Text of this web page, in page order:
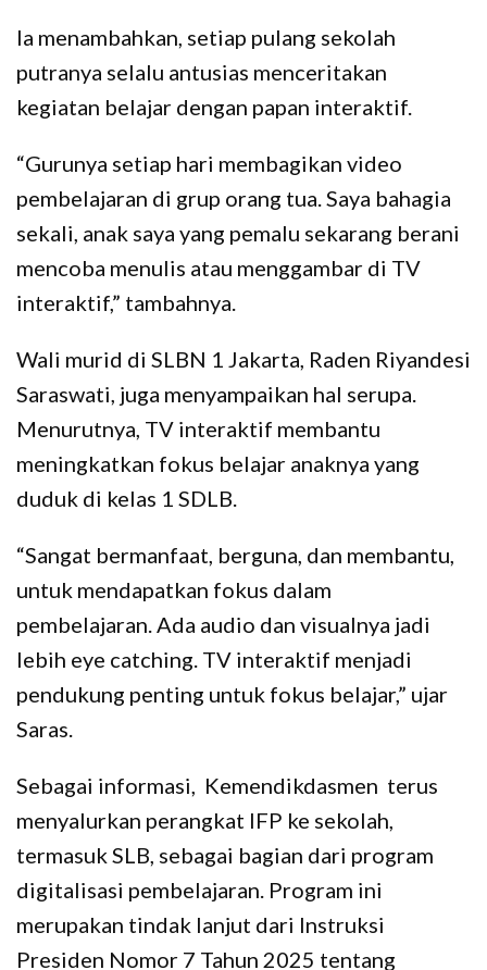
Ia menambahkan, setiap pulang sekolah
putranya selalu antusias menceritakan
kegiatan belajar dengan papan interaktif.
“Gurunya setiap hari membagikan video
pembelajaran di grup orang tua. Saya bahagia
sekali, anak saya yang pemalu sekarang berani
mencoba menulis atau menggambar di TV
interaktif,” tambahnya.
Wali murid di SLBN 1 Jakarta, Raden Riyandesi
Saraswati, juga menyampaikan hal serupa.
Menurutnya, TV interaktif membantu
meningkatkan fokus belajar anaknya yang
duduk di kelas 1 SDLB.
“Sangat bermanfaat, berguna, dan membantu,
untuk mendapatkan fokus dalam
pembelajaran. Ada audio dan visualnya jadi
lebih eye catching. TV interaktif menjadi
pendukung penting untuk fokus belajar,” ujar
Saras.
Sebagai informasi, Kemendikdasmen terus
menyalurkan perangkat IFP ke sekolah,
termasuk SLB, sebagai bagian dari program
digitalisasi pembelajaran. Program ini
merupakan tindak lanjut dari Instruksi
Presiden Nomor 7 Tahun 2025 tentang